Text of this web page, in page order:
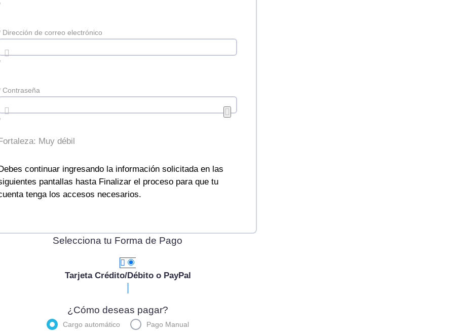
Dirección de correo electrónico
Contraseña
Muy débil
continuar ingresando la información solicitada en las
pantallas hasta Finalizar el proceso para que tu
tenga los accesos necesarios.
Selecciona tu Forma de Pago
Tarjeta Crédito/Débito o PayPal
¿Cómo deseas pagar?
Cargo automático Pago Manual